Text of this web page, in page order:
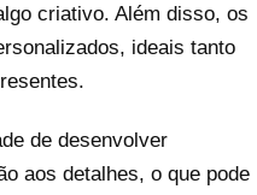
criativo. Além disso, os
ideais tanto
de desenvolver
aos detalhes, o que pode